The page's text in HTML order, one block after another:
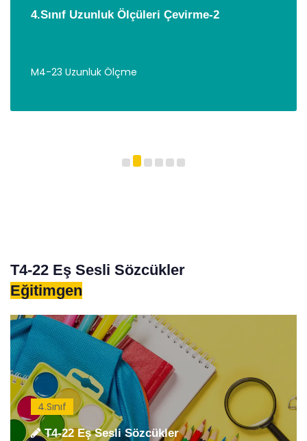
4.Sınıf Uzunluk Ölçüleri Çevirme-2
M4-23 Uzunluk Ölçme
T4-22 Eş Sesli Sözcükler
Eğitimgen
4.Sınıf
T4-22 Eş Sesli Sözcükler